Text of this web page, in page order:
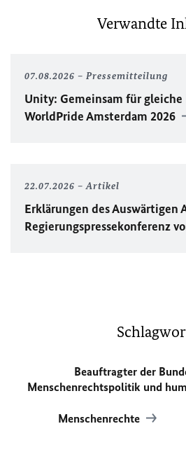
Verwandte
07.08.2026 Pressemitteilung
Unity: Gemeinsam für
WorldPrideAmsterdam 2026
22.07.2026 Artikel
Erklärungen des Auswärtigen
Regierungspressekonferenz
Beauftragter der
Menschenrechtspolitik und
Menschenrechte